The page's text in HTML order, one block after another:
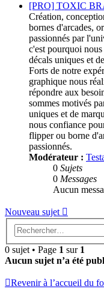
[PRO] TOXIC
Création,
bornes d'arcades,
passionnés par
c'est pourquoi
décals uniques et
Forts de notre
graphique nous
répondre aux
sommes motivés
uniques et de
nous confiance
flipper ou borne
passionnés.
Modérateur :
0 Sujets
0 Messages
Aucun
Nouveau sujet
0 sujet • Page 1 sur 1
Aucun sujet n’a été
Revenir à l’accueil du